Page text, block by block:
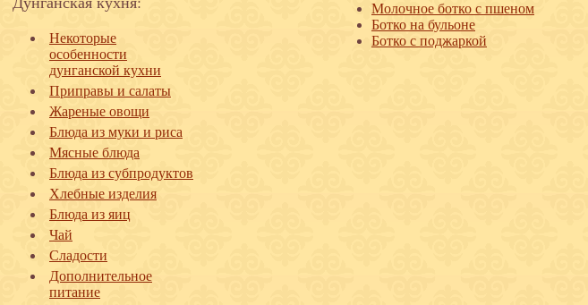
Некоторые
особенности
дунганской кухни
Приправы и салаты
Жареные овощи
Блюда из муки и риса
Мясные блюда
Блюда из субпродуктов
Хлебные изделия
Блюда из яиц
Чай
Сладости
Дополнительное
питание
Молочное ботко с пшеном
Ботко на бульоне
Ботко с поджаркой